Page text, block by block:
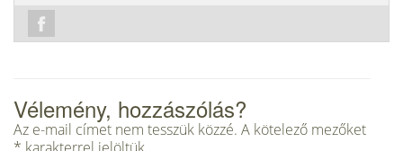
Vélemény, hozzászólás?
Az e-mail címet nem tesszük közzé. A kötelező mezőket